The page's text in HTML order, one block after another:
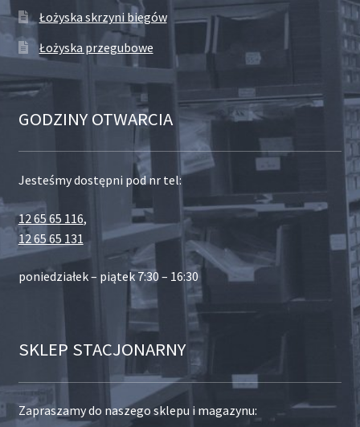
Łożyska skrzyni biegów
Łożyska przegubowe
GODZINY OTWARCIA
Jesteśmy dostępni pod nr tel:
12 65 65 116,
12 65 65 131
poniedziałek – piątek 7:30 – 16:30
SKLEP STACJONARNY
Zapraszamy do naszego sklepu i magazynu: